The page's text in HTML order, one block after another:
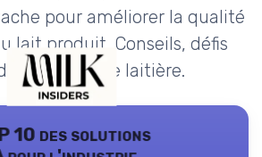
pour améliorer la qualité
lait produit. Conseils, défis
l’industrie laitière.
10 des solutions